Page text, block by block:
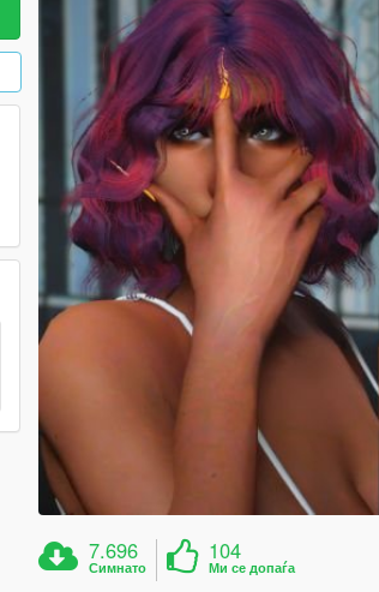
7.696
Симнато
104
Ми се допаѓа